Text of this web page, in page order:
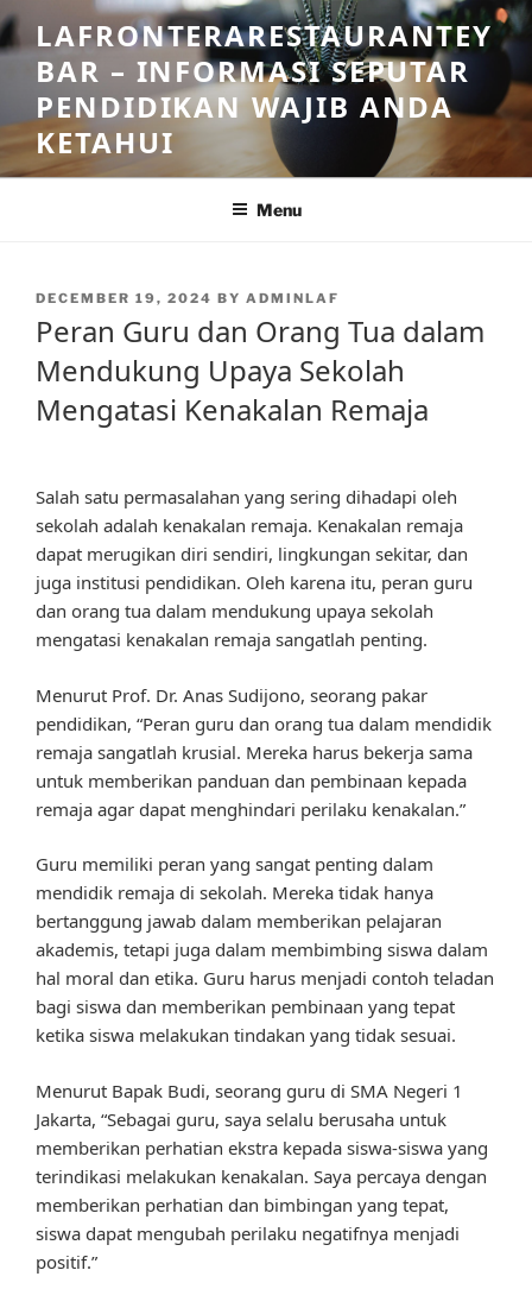
Skip
to
content
LAFRONTERARESTAURANTEY
BAR – INFORMASI SEPUTAR
PENDIDIKAN WAJIB ANDA
KETAHUI
Menu
POSTED
DECEMBER 19, 2024 BY ADMINLAF
Peran Guru dan Orang Tua dalam
Mendukung Upaya Sekolah
Mengatasi Kenakalan Remaja
Salah satu permasalahan yang sering dihadapi oleh
sekolah adalah kenakalan remaja. Kenakalan remaja
dapat merugikan diri sendiri, lingkungan sekitar, dan
juga institusi pendidikan. Oleh karena itu, peran guru
dan orang tua dalam mendukung upaya sekolah
mengatasi kenakalan remaja sangatlah penting.
Menurut Prof. Dr. Anas Sudijono, seorang pakar
pendidikan, “Peran guru dan orang tua dalam mendidik
remaja sangatlah krusial. Mereka harus bekerja sama
untuk memberikan panduan dan pembinaan kepada
remaja agar dapat menghindari perilaku kenakalan.”
Guru memiliki peran yang sangat penting dalam
mendidik remaja di sekolah. Mereka tidak hanya
bertanggung jawab dalam memberikan pelajaran
akademis, tetapi juga dalam membimbing siswa dalam
hal moral dan etika. Guru harus menjadi contoh teladan
bagi siswa dan memberikan pembinaan yang tepat
ketika siswa melakukan tindakan yang tidak sesuai.
Menurut Bapak Budi, seorang guru di SMA Negeri 1
Jakarta, “Sebagai guru, saya selalu berusaha untuk
memberikan perhatian ekstra kepada siswa-siswa yang
terindikasi melakukan kenakalan. Saya percaya dengan
memberikan perhatian dan bimbingan yang tepat,
siswa dapat mengubah perilaku negatifnya menjadi
positif.”